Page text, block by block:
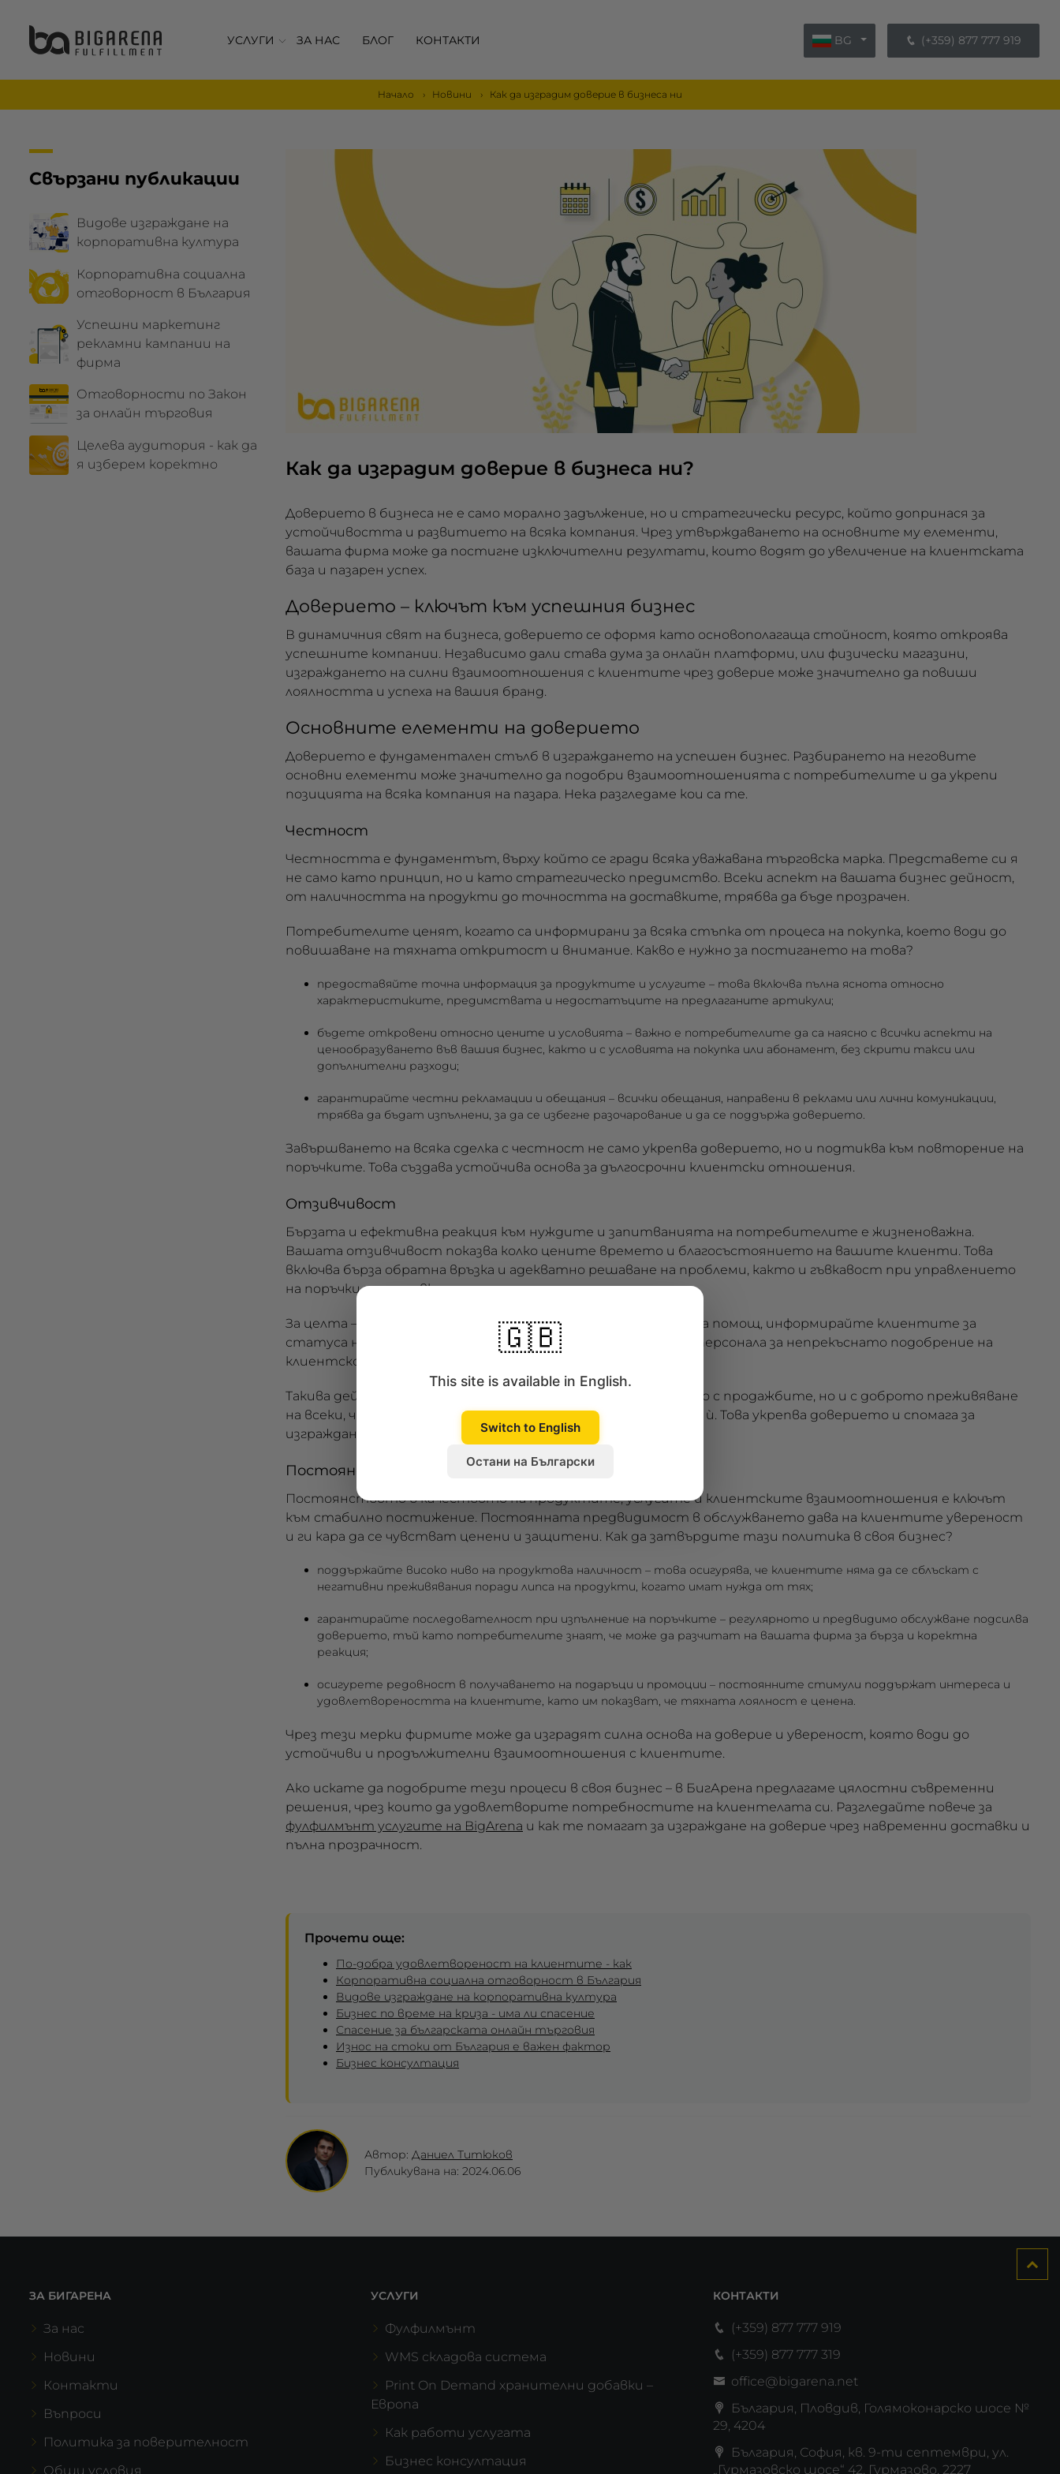
BG (+359) 877 777 919
УСЛУГИ ЗА НАС БЛОГ КОНТАКТИ
Начало Новини Как да изградим доверие в бизнеса ни
Свързани публикации
Видове изграждане на
корпоративна култура
Корпоративна социална
отговорност в България
Успешни маркетинг
рекламни кампании на
фирма
Отговорности по Закон
за онлайн търговия
Целева аудитория - как да
я изберем коректно
Как да изградим доверие в бизнеса ни?
Доверието в бизнеса не е само морално задължение, но и стратегически ресурс, който допринася за
устойчивостта и развитието на всяка компания. Чрез утвърждаването на основните му елементи,
вашата фирма може да постигне изключителни резултати, които водят до увеличение на клиентската
база и пазарен успех.
Доверието – ключът към успешния бизнес
В динамичния свят на бизнеса, доверието се оформя като основополагаща стойност, която откроява
успешните компании. Независимо дали става дума за онлайн платформи, или физически магазини,
изграждането на силни взаимоотношения с клиентите чрез доверие може значително да повиши
лоялността и успеха на вашия бранд.
Основните елементи на доверието
Доверието е фундаментален стълб в изграждането на успешен бизнес. Разбирането на неговите
основни елементи може значително да подобри взаимоотношенията с потребителите и да укрепи
позицията на всяка компания на пазара. Нека разгледаме кои са те.
Честност
Честността е фундаментът, върху който се гради всяка уважавана търговска марка. Представете си я
не само като принцип, но и като стратегическо предимство. Всеки аспект на вашата бизнес дейност,
от наличността на продукти до точността на доставките, трябва да бъде прозрачен.
Потребителите ценят, когато са информирани за всяка стъпка от процеса на покупка, което води до
повишаване на тяхната откритост и внимание. Какво е нужно за постигането на това?
предоставяйте точна информация за продуктите и услугите – това включва пълна яснота относно
характеристиките, предимствата и недостатъците на предлаганите артикули;
бъдете откровени относно цените и условията – важно е потребителите да са наясно с всички аспекти на
ценообразуването във вашия бизнес, както и с условията на покупка или абонамент, без скрити такси или
допълнителни разходи;
гарантирайте честни рекламации и обещания – всички обещания, направени в реклами или лични комуникации,
трябва да бъдат изпълнени, за да се избегне разочарование и да се поддържа доверието.
Завършването на всяка сделка с честност не само укрепва доверието, но и подтиква към повторение на
поръчките. Това създава устойчива основа за дългосрочни клиентски отношения.
Отзивчивост
Бързата и ефективна реакция към нуждите и запитванията на потребителите е жизненоважна.
Вашата отзивчивост показва колко цените времето и благосъстоянието на вашите клиенти. Това
включва бърза обратна връзка и адекватно решаване на проблеми, както и гъвкавост при управлението
на поръчки и доставки.
За целта – осигурете лесен и бърз контакт с консултант за помощ, информирайте клиентите за
статуса на техните поръчки в реално време, работете с персонала за непрекъснато подобрение на
клиентското обслужване.
Такива действия показват, че фирмата е ангажирана не само с продажбите, но и с доброто преживяване
на всеки, чиито избор се е спрял на нея пред конкурентите ѝ. Това укрепва доверието и спомага за
изграждането на силна репутация на бизнеса.
Постоянство
Постоянството в качеството на продуктите, услугите и клиентските взаимоотношения е ключът
към стабилно постижение. Постоянната предвидимост в обслужването дава на клиентите увереност
и ги кара да се чувстват ценени и защитени. Как да затвърдите тази политика в своя бизнес?
поддържайте високо ниво на продуктова наличност – това осигурява, че клиентите няма да се сблъскат с
негативни преживявания поради липса на продукти, когато имат нужда от тях;
гарантирайте последователност при изпълнение на поръчките – регулярното и предвидимо обслужване подсилва
доверието, тъй като потребителите знаят, че може да разчитат на вашата фирма за бърза и коректна
реакция;
осигурете редовност в получаването на подаръци и промоции – постоянните стимули поддържат интереса и
удовлетвореността на клиентите, като им показват, че тяхната лоялност е ценена.
Чрез тези мерки фирмите може да изградят силна основа на доверие и увереност, която води до
устойчиви и продължителни взаимоотношения с клиентите.
Ако искате да подобрите тези процеси в своя бизнес – в БигАрена предлагаме цялостни съвременни
решения, чрез които да удовлетворите потребностите на клиeнтелата си. Разгледайте повече за
фулфилмънт услугите на BigArena и как те помагат за изграждане на доверие чрез навременни доставки и
пълна прозрачност.
Прочети още:
По-добра удовлетвореност на клиентите - как
Корпоративна социална отговорност в България
Видове изграждане на корпоративна култура
Бизнес по време на криза - има ли спасение
Спасение за българската онлайн търговия
Износ на стоки от България е важен фактор
Бизнес консултация
Автор: Даниел Титюков
Публикувана на: 2024.06.06
ЗА БИГАРЕНА
За нас
Новини
Контакти
Въпроси
Политика за поверителност
Общи условия
УСЛУГИ
Фулфилмънт
WMS складова система
Print On Demand хранителни добавки –
Европа
Как работи услугата
Бизнес консултация
КОНТАКТИ
(+359) 877 777 919
(+359) 877 777 319
office@bigarena.net
България, Пловдив, Голямоконарско шосе №
29, 4204
България, София, кв. 9-ти септември, ул.
„Гурмазовско шосе“ 42, Гурмазово, 2227
🇬🇧
This site is available in English.
Switch to English
Остани на Български